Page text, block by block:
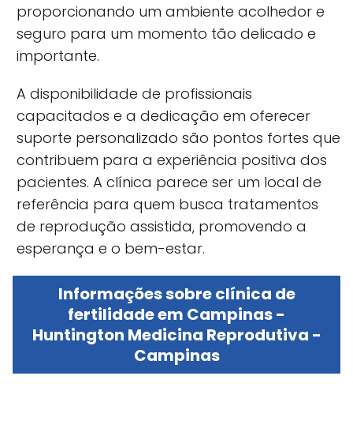
proporcionando um ambiente acolhedor e
seguro para um momento tão delicado e
importante.
A disponibilidade de profissionais
capacitados e a dedicação em oferecer
suporte personalizado são pontos fortes que
contribuem para a experiência positiva dos
pacientes. A clínica parece ser um local de
referência para quem busca tratamentos
de reprodução assistida, promovendo a
esperança e o bem-estar.
Informações sobre clínica de
fertilidade em Campinas -
Huntington Medicina Reprodutiva -
Campinas